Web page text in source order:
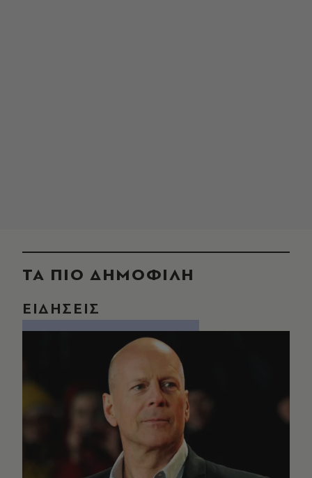
ΤΑ ΠΙΟ ΔΗΜΟΦΙΛΗ
ΕΙΔΗΣΕΙΣ